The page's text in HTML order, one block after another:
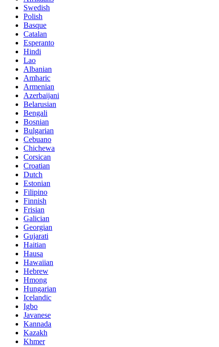
Swedish
Polish
Basque
Catalan
Esperanto
Hindi
Lao
Albanian
Amharic
Armenian
Azerbaijani
Belarusian
Bengali
Bosnian
Bulgarian
Cebuano
Chichewa
Corsican
Croatian
Dutch
Estonian
Filipino
Finnish
Frisian
Galician
Georgian
Gujarati
Haitian
Hausa
Hawaiian
Hebrew
Hmong
Hungarian
Icelandic
Igbo
Javanese
Kannada
Kazakh
Khmer